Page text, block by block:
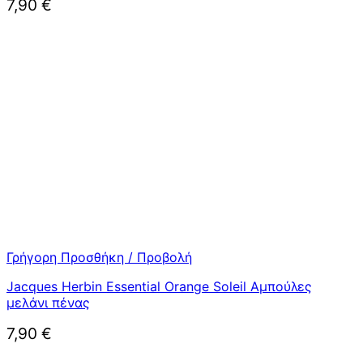
7,90 €
Γρήγορη Προσθήκη / Προβολή
Jacques Herbin Essential Orange Soleil Αμπούλες
μελάνι πένας
7,90 €